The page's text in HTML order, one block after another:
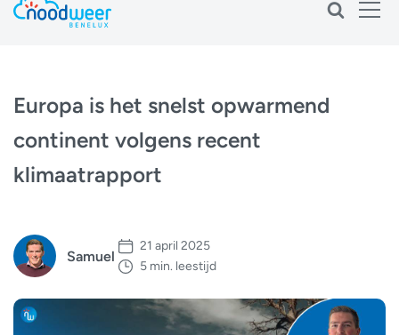
Europa is het snelst opwarmend
continent volgens recent
klimaatrapport
Samuel
21 april 2025
5 min. leestijd